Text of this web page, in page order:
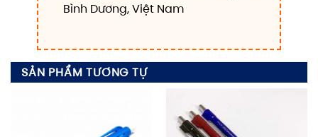
Bình Dương, Việt Nam
SẢN PHẨM TƯƠNG TỰ